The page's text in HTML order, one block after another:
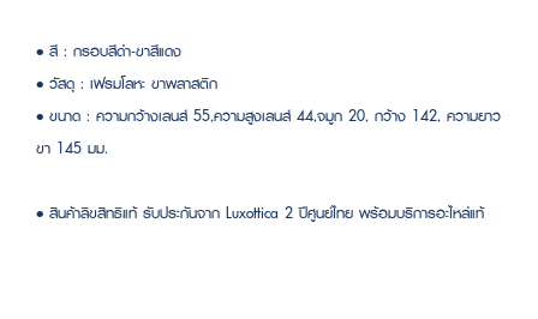
• สี : กรอบสีดำ-ขาสีแดง
• วัสดุ : เฟรมโลหะ ขาพลาสติก
• ขนาด : ความกว้างเลนส์ 55,ความสูงเลนส์ 44,จมูก 20, กว้าง 142, ความยาว
ขา 145 มม.
• สินค้าลิขสิทธิแท้ รับประกันจาก Luxottica 2 ปีศูนย์ไทย พร้อมบริการอะไหล่แท้